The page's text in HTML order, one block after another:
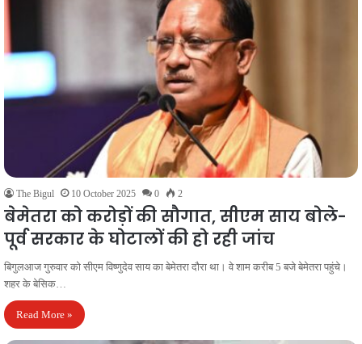
The Bigul 10 October 2025 0 2
बेमेतरा को करोड़ों की सौगात, सीएम साय बोले-
पूर्व सरकार के घोटालों की हो रही जांच
बिगुलआज गुरुवार को सीएम विष्णुदेव साय का बेमेतरा दौरा था। वे शाम करीब 5 बजे बेमेतरा पहुंचे।
शहर के बेसिक…
Read More »